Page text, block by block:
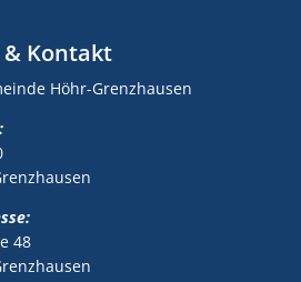
Kontakt
Höhr-Grenzhausen
48